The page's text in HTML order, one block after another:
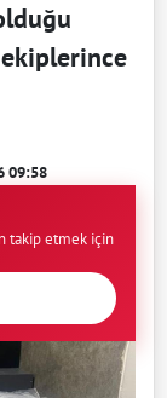
09:58
takip etmek için